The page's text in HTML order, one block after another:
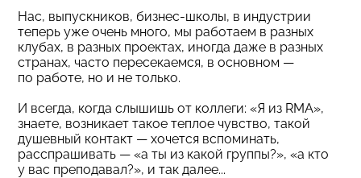
Нас, выпускников, бизнес-школы, в индустрии
теперь уже очень много, мы работаем в разных
клубах, в разных проектах, иногда даже в разных
странах, часто пересекаемся, в основном —
по работе, но и не только.
И всегда, когда слышишь от коллеги: «Я из RMA»,
знаете, возникает такое теплое чувство, такой
душевный контакт — хочется вспоминать,
расспрашивать — «а ты из какой группы?», «а кто
у вас преподавал?», и так далее...